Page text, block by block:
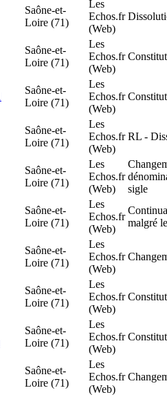
Saône-et-
Loire (71)
Les
Echos.fr
(Web)
Saône-et-
Loire (71)
Les
Echos.fr
(Web)
Saône-et-
Loire (71)
Les
Echos.fr
(Web)
Saône-et-
Loire (71)
Les
Echos.fr
(Web)
RL -
Saône-et-
Loire (71)
Les
Echos.fr
(Web)
sigle
Saône-et-
Loire (71)
Les
Echos.fr
(Web)
malgré
Saône-et-
Loire (71)
Les
Echos.fr
(Web)
Saône-et-
Loire (71)
Les
Echos.fr
(Web)
Saône-et-
Loire (71)
Les
Echos.fr
(Web)
Saône-et-
Loire (71)
Les
Echos.fr
(Web)